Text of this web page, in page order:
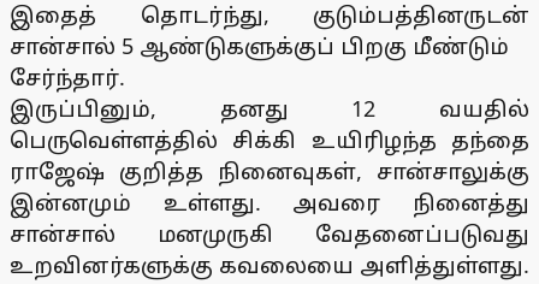
இதைத் தொடர்ந்து, குடும்பத்தினருடன்
சான்சால் 5 ஆண்டுகளுக்குப் பிறகு மீண்டும்
சேர்ந்தார்.
இருப்பினும், தனது 12 வயதில்
பெருவெள்ளத்தில் சிக்கி உயிரிழந்த தந்தை
ராஜேஷ் குறித்த நினைவுகள், சான்சாலுக்கு
இன்னமும் உள்ளது. அவரை நினைத்து
சான்சால் மனமுருகி வேதனைப்படுவது
உறவினர்களுக்கு கவலையை அளித்துள்ளது.